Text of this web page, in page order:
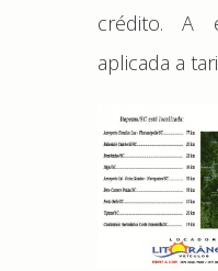
crédito. A
aplicada a